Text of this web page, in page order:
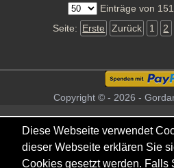
Einträge von
Seite: Erste Zurück 1 2
Copyright © - 2026 -
Diese Webseite verwendet
dieser Webseite erklären Sie
Cookies gesetzt werden. Falls